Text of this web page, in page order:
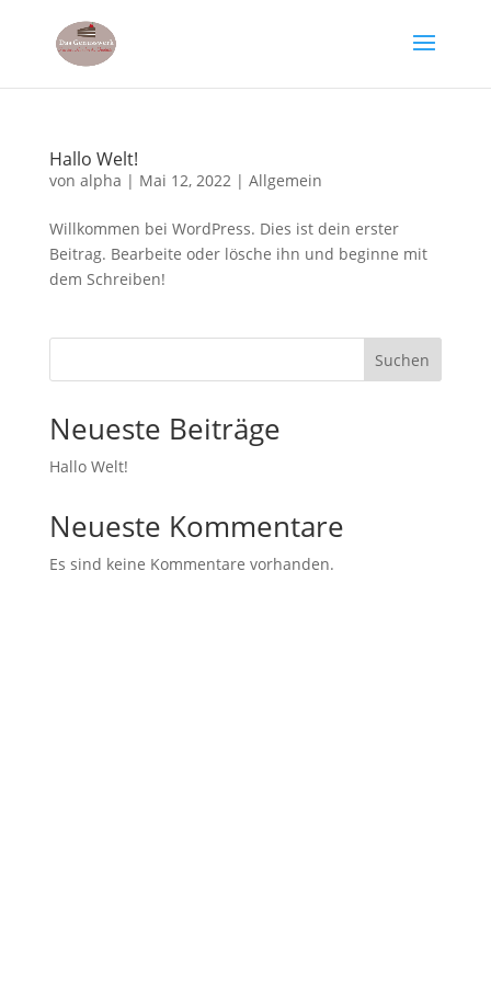
Hallo Welt!
von alpha | Mai 12, 2022| Allgemein
Willkommen bei WordPress. Dies ist dein erster
Beitrag. Bearbeite oder lösche ihn und beginne mit
dem Schreiben!
Suchen
Neueste Beiträge
Hallo Welt!
Neueste Kommentare
Es sind keine Kommentare vorhanden.